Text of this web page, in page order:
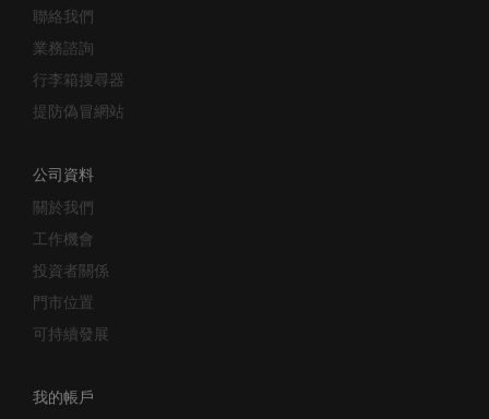
聯絡我們
業務諮詢
行李箱搜尋器
提防偽冒網站
公司資料
關於我們
工作機會
投資者關係
門市位置
可持續發展
我的帳戶